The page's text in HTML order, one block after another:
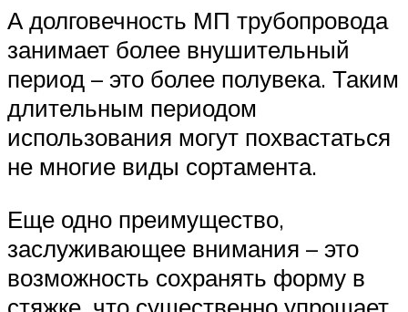
А долговечность МП трубопровода
занимает более внушительный
период – это более полувека. Таким
длительным периодом
использования могут похвастаться
не многие виды сортамента.
Еще одно преимущество,
заслуживающее внимания – это
возможность сохранять форму в